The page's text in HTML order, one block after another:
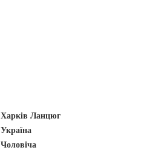
Харків Ланцюг
Україна
Чоловіча